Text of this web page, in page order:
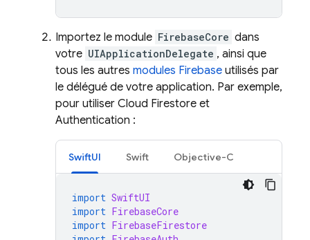
Importez le module FirebaseCore dans
votre UIApplicationDelegate , ainsi que
tous les autres modules Firebase utilisés par
le délégué de votre application. Par exemple,
pour utiliser Cloud Firestore et
Authentication :
SwiftUI Swift Objective-C
import SwiftUI
import FirebaseCore
import FirebaseFirestore